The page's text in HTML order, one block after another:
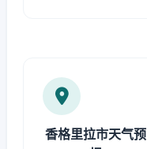
香格里拉市天气预